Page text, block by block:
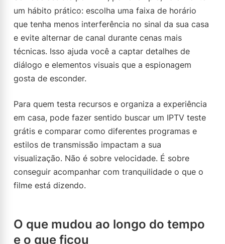
um hábito prático: escolha uma faixa de horário
que tenha menos interferência no sinal da sua casa
e evite alternar de canal durante cenas mais
técnicas. Isso ajuda você a captar detalhes de
diálogo e elementos visuais que a espionagem
gosta de esconder.
Para quem testa recursos e organiza a experiência
em casa, pode fazer sentido buscar um IPTV teste
grátis e comparar como diferentes programas e
estilos de transmissão impactam a sua
visualização. Não é sobre velocidade. É sobre
conseguir acompanhar com tranquilidade o que o
filme está dizendo.
O que mudou ao longo do tempo
e o que ficou